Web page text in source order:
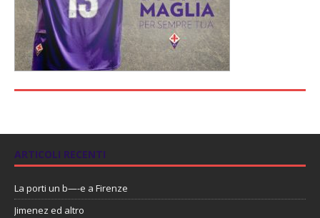
ARTICOLI RECENTI
La porti un b—-e a Firenze
Jimenez ed altro